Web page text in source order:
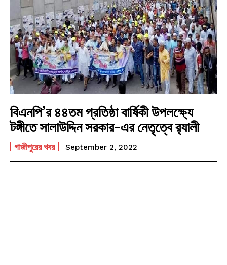
বিএনপি’র ৪৪তম প্রতিষ্ঠা বার্ষিকী উপলক্ষ্যে
টঙ্গীতে সালাউদ্দিন সরকার-এর নেতৃত্বে র‌্যালী
গাজীপুরের খবর September 2, 2022